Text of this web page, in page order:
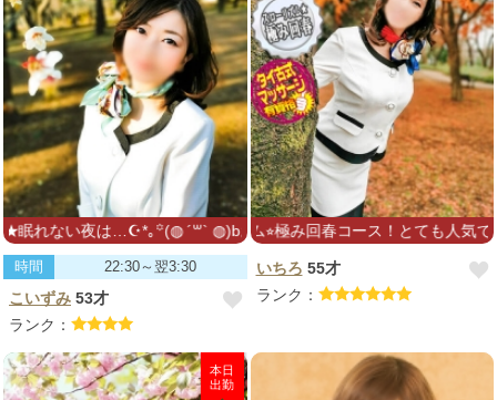
ない夜は…☪︎*｡꙳(◍ ´꒳` ◍)bお招きお待ちしております*゜
時間 22:30～翌3:30
こいずみ 53才
ランク：
スローリズム⭐︎極み回春コース！とても人気です
いちろ 55才
ランク：
本日
出勤